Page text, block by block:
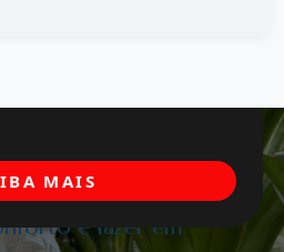
e lazer em
MAIS